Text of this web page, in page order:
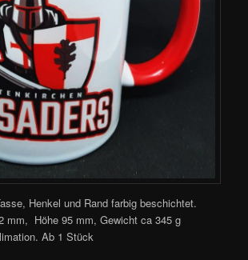
Henkel und Rand farbig beschichtet.
mm, Höhe 95 mm, Gewicht ca 345 g
Ab 1 Stück